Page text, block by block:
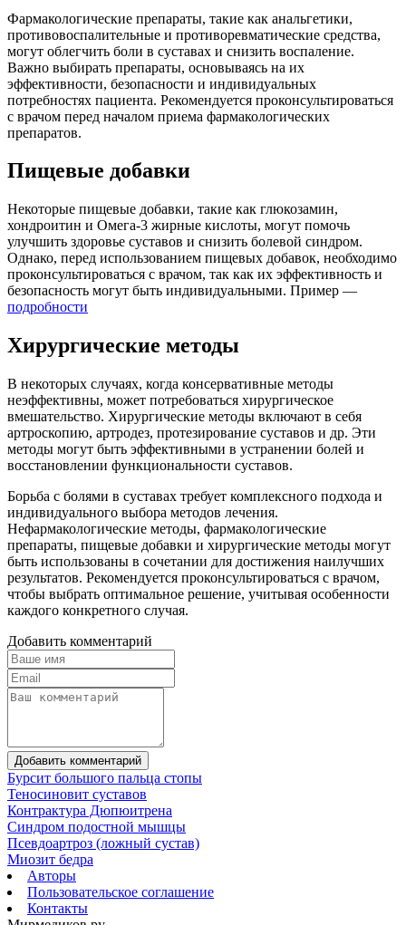
Фармакологические препараты, такие как анальгетики,
противовоспалительные и противоревматические средства,
могут облегчить боли в суставах и снизить воспаление.
Важно выбирать препараты, основываясь на их
эффективности, безопасности и индивидуальных
потребностях пациента. Рекомендуется проконсультироваться
с врачом перед началом приема фармакологических
препаратов.
Пищевые добавки
Некоторые пищевые добавки, такие как глюкозамин,
хондроитин и Омега-3 жирные кислоты, могут помочь
улучшить здоровье суставов и снизить болевой синдром.
Однако, перед использованием пищевых добавок, необходимо
проконсультироваться с врачом, так как их эффективность и
безопасность могут быть индивидуальными. Пример —
подробности
Хирургические методы
В некоторых случаях, когда консервативные методы
неэффективны, может потребоваться хирургическое
вмешательство. Хирургические методы включают в себя
артроскопию, артродез, протезирование суставов и др. Эти
методы могут быть эффективными в устранении болей и
восстановлении функциональности суставов.
Борьба с болями в суставах требует комплексного подхода и
индивидуального выбора методов лечения.
Нефармакологические методы, фармакологические
препараты, пищевые добавки и хирургические методы могут
быть использованы в сочетании для достижения наилучших
результатов. Рекомендуется проконсультироваться с врачом,
чтобы выбрать оптимальное решение, учитывая особенности
каждого конкретного случая.
Добавить комментарий
Добавить комментарий
Бурсит большого пальца стопы
Теносиновит суставов
Контрактура Дюпюитрена
Синдром подостной мышцы
Псевдоартроз (ложный сустав)
Миозит бедра
Авторы
Пользовательское соглашение
Контакты